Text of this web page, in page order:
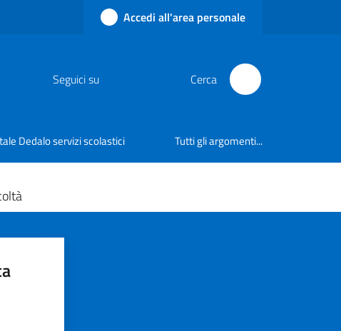
Accedi all'area personale
Seguici su Cerca
Dedalo servizi scolastici Tutti gli argomenti...